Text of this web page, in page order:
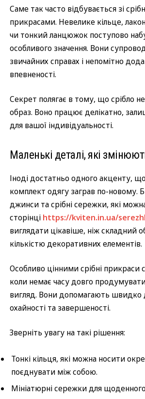
Саме так часто відбувається зі
прикрасами. Невелике кільце,
чи тонкий ланцюжок поступово
особливого значення. Вони
звичайних справах і непомітно
впевненості.
Секрет полягає в тому, що срібло
образ. Воно працює делікатно,
для вашої індивідуальності.
Маленькі деталі, які
Іноді достатньо одного акценту,
комплект одягу заграв по-новому.
джинси та срібні сережки, які
сторінці https://kviten.in.ua/
виглядати цікавіше, ніж складний
кількістю декоративних елементів.
Особливо цінними срібні прикраси
коли немає часу довго
вигляд. Вони допомагають швидко
охайності та завершеності.
Зверніть увагу на такі рішення:
Тонкі кільця, які можна носити
поєднувати між собою.
Мініатюрні сережки для